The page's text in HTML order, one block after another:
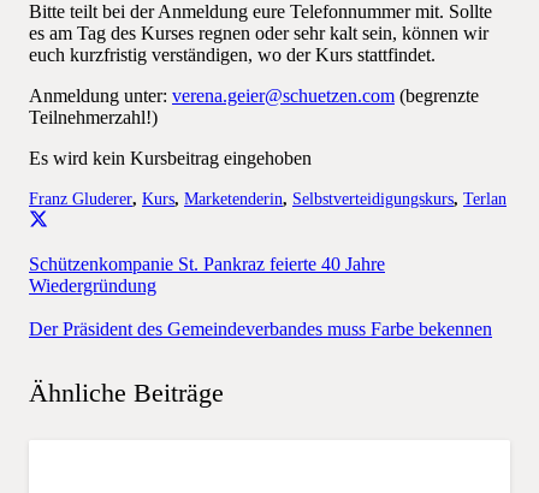
Bitte teilt bei der Anmeldung eure Telefonnummer mit. Sollte
es am Tag des Kurses regnen oder sehr kalt sein, können wir
euch kurzfristig verständigen, wo der Kurs stattfindet.
Anmeldung unter: verena.geier@schuetzen.com (begrenzte
Teilnehmerzahl!)
Es wird kein Kursbeitrag eingehoben
Franz Gluderer, Kurs, Marketenderin, Selbstverteidigungskurs, Terlan
Schützenkompanie St. Pankraz feierte 40 Jahre
Wiedergründung
Der Präsident des Gemeindeverbandes muss Farbe bekennen
Ähnliche Beiträge